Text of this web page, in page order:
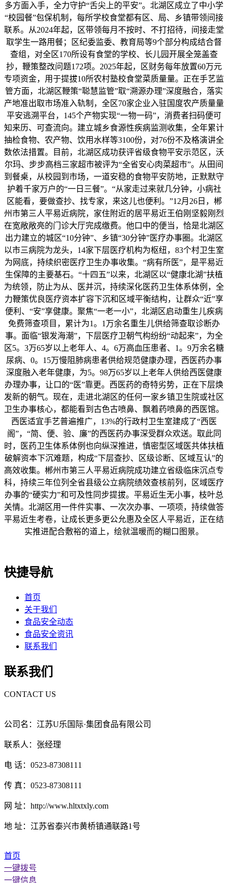
多方面入手，全力守护“舌尖上的平安”。北湖区成立了中小学
“校园餐”包保机制，每所学校食堂都有区、局、乡镇带领间接
联系。从2024年起，区带领每月不按时、不打招待，间接走堂
取学生一路用餐；区纪委监委、教育局等9个部分构成结合督
查组，对全区170所设有食堂的学校、长儿园开展全笼盖查
抄，鞭策整改问题172项。2025年起，区财务每年放置60万元
专项资金，用于提拔10所农村塾校食堂菜质量量。正在手艺监
管方面，北湖区鞭策“聪慧监管”取“溯源办理”深度融合，落实
产地准出取市场准入轨制，全区70家企业入驻国度农产质量量
平安逃溯平台，145个产物实现“一物一码”，消费者扫码便可
知来历、可查流向。建立城乡食源性疾病监测收集，全年累计
抽检食物、农产物、饮用水样等3100份，对76份不及格演讲全
数依法措置。目前，北湖区成功获评省级食物平安示范区，沃
尔玛、步步高档三家超市被评为“全省安心肉菜超市”。从田间
到餐桌，从校园到市场，一道安稳的食物平安防地，正默默守
护着千家万户的“一日三餐”。“从家走过来就几分钟，小病社
区能看，要做查抄、找专家，来这儿也便利。”12月26日，郴
州市第三人平易近病院，家住附近的居平易近王伯刚坚毅刚烈
在宽敞敞亮的门诊大厅完成缴费。他口中的便当，恰是北湖区
出力建立的城区“10分钟”、乡镇“30分钟”医疗办事圈。北湖区
以市三病院为龙头，14家下层医疗机构为枢纽，83个村卫生室
为网底，持续织密医疗卫生办事收集。“病有所医”，是平易近
生保障的主要基石。“十四五”以来，北湖区以“健康北湖”扶植
为统领，防止为从、医并沉，持续深化医药卫生体系体例，全
力鞭策优良医疗资本扩容下沉和区域平衡结构，让群众“近”享
便利、“安”享健康。聚焦“一老一小”，北湖区启动重生儿疾病
免费筛查项目，累计为1。1万余名重生儿供给筛查取诊断办
事。面临“银发海潮”，下层医疗卫朝气构纷纷“动起来”，为全
区5。3万65岁以上老年人、4。6万高血压患者、1。9万余名糖
尿病、0。15万慢阻肺病患者供给规范健康办理，西医药办事
深度融入老年健康，为5。98万65岁以上老年人供给西医健康
办理办事，让口的“医”靠更。西医药的奇特劣势，正在下层焕
发新的朝气。现在，走进北湖区的任何一家乡镇卫生院或社区
卫生办事核心，都能看到古色古喷鼻、飘着药喷鼻的西医馆。
西医适宜手艺普遍推广，13%的行政村卫生室建成了“西医
阁”，“简、便、验、廉”的西医药办事深受群众欢送。取此同
时，医药卫生体系体例也向纵深推进，慎密型区域医共体扶植
破解资本下沉难题，构成“下层查抄、区级诊断、区域互认”的
高效收集。郴州市第三人平易近病院成功建立省级临床沉点专
科，持续三年位列全省县级公立病院绩效查核前列，区域医疗
办事的“硬实力”和可及性同步提拔。平易近生无小事，枝叶总
关情。北湖区用一件件实事、一次次办事、一项项，持续做答
平易近生考卷，让成长更多更公允惠及全区人平易近，正在结
实推进配合敷裕的道上，绘就温暖而的糊口图景。
快捷导航
首页
关于我们
食品安全动态
食品安全资讯
联系我们
联系我们
CONTACT US
公司名：江苏U乐国际·集团食品有限公司
联系人：张经理
电 话：0523-87308111
传 真：0523-87308111
网 址：http://www.hltxtxly.com
地 址：江苏省泰兴市黄桥镇通联路1号
首页
一键拨号
一键信息